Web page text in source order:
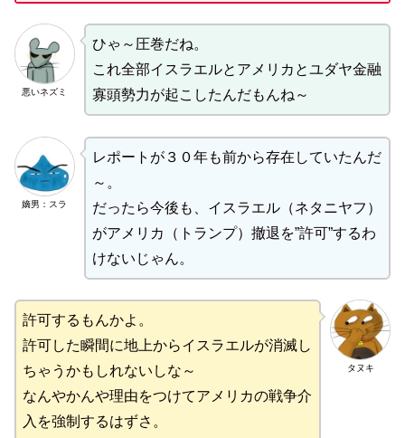
悪いネズミ
ひゃ～圧巻だね。
これ全部イスラエルとアメリカとユダヤ金融
寡頭勢力が起こしたんだもんね～
嫡男：スラ
レポートが３０年も前から存在していたんだ
～。
だったら今後も、イスラエル（ネタニヤフ）
がアメリカ（トランプ）撤退を”許可”するわ
けないじゃん。
タヌキ
許可するもんかよ。
許可した瞬間に地上からイスラエルが消滅し
ちゃうかもしれないしな～
なんやかんや理由をつけてアメリカの戦争介
入を強制するはずさ。